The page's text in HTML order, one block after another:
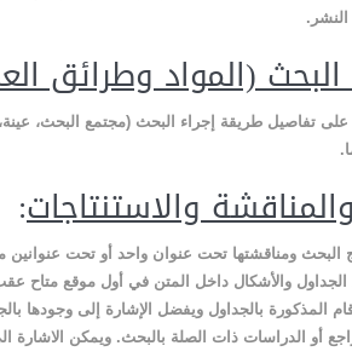
.
البحث (المواد وطرائق
تفاصيل طريقة إجراء البحث (مجتمع البحث، عينة،
.
والاستنتاجات:
البحث ومناقشتها تحت عنوان واحد أو تحت عنوانين
الجداول والأشكال داخل المتن في أول موقع متاح
المذكورة بالجداول ويفضل الإشارة إلى وجودها
أو الدراسات ذات الصلة بالبحث. ويمكن الاشارة